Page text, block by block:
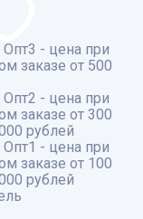
Опт3 - цена при
заказе от 500
Опт2 - цена при
заказе от 300
рублей
Опт1 - цена при
заказе от 100
рублей